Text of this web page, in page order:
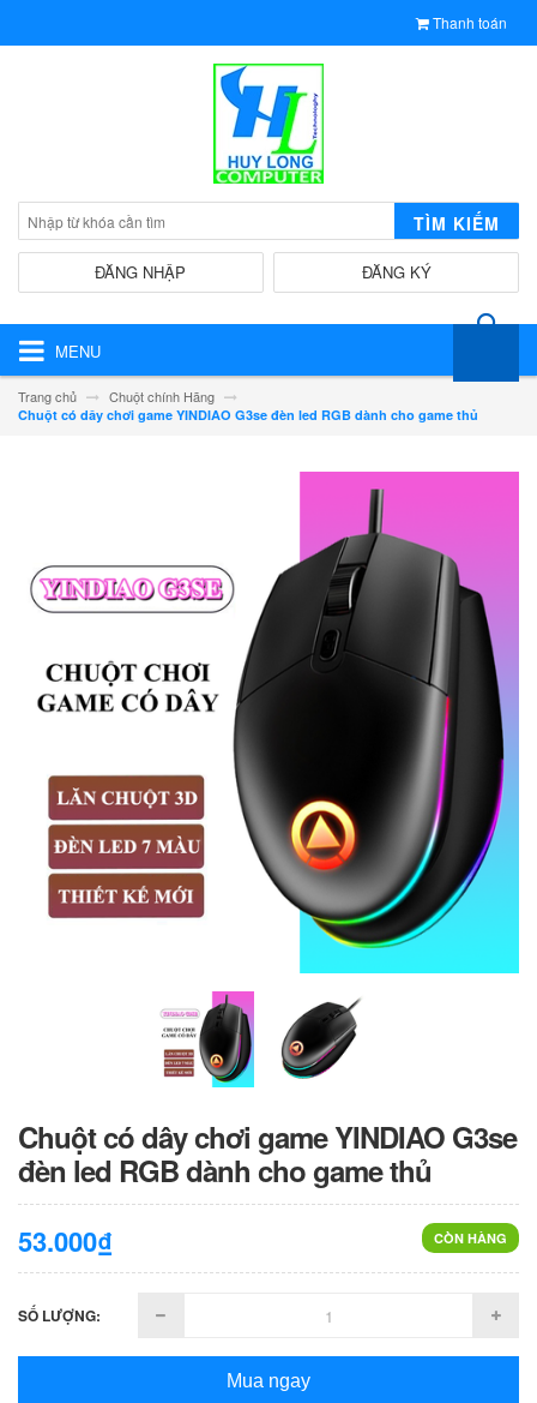
Thanh toán
TÌM KIẾM
ĐĂNG KÝ
ĐĂNG NHẬP
MENU
Trang chủ Chuột chính Hãng
Chuột có dây chơi game YINDIAO G3se đèn led RGB dành cho game thủ
Chuột có dây chơi game YINDIAO G3se
đèn led RGB dành cho game thủ
CÒN HÀNG
53.000₫
SỐ LƯỢNG:
Mua ngay